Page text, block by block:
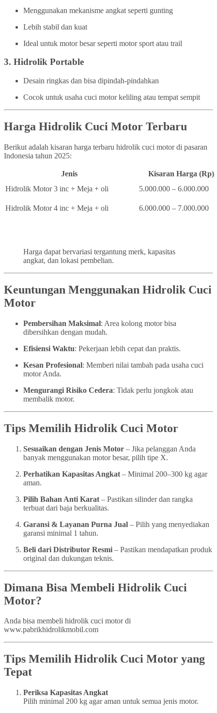
Menggunakan mekanisme angkat seperti gunting
Lebih stabil dan kuat
Ideal untuk motor besar seperti motor sport atau trail
3. Hidrolik Portable
Desain ringkas dan bisa dipindah-pindahkan
Cocok untuk usaha cuci motor keliling atau tempat sempit
Harga Hidrolik Cuci Motor Terbaru
Berikut adalah kisaran harga terbaru hidrolik cuci motor di pasaran
Indonesia tahun 2025:
Jenis
Kisaran Harga (Rp)
Hidrolik Motor 3 inc + Meja + oli
5.000.000 – 6.000.000
Hidrolik Motor 4 inc + Meja + oli 6.000.000 – 7.000.000
Harga dapat bervariasi tergantung merk, kapasitas
angkat, dan lokasi pembelian.
Keuntungan Menggunakan Hidrolik Cuci
Motor
Pembersihan Maksimal: Area kolong motor bisa
dibersihkan dengan mudah.
Efisiensi Waktu: Pekerjaan lebih cepat dan praktis.
Kesan Profesional: Memberi nilai tambah pada usaha cuci
motor Anda.
Mengurangi Risiko Cedera: Tidak perlu jongkok atau
membalik motor.
Tips Memilih Hidrolik Cuci Motor
Sesuaikan dengan Jenis Motor – Jika pelanggan Anda
banyak menggunakan motor besar, pilih tipe X.
Perhatikan Kapasitas Angkat – Minimal 200–300 kg agar
aman.
Pilih Bahan Anti Karat – Pastikan silinder dan rangka
terbuat dari baja berkualitas.
Garansi & Layanan Purna Jual – Pilih yang menyediakan
garansi minimal 1 tahun.
Beli dari Distributor Resmi – Pastikan mendapatkan produk
original dan dukungan teknis.
Dimana Bisa Membeli Hidrolik Cuci
Motor?
Anda bisa membeli hidrolik cuci motor di
www.pabrikhidrolikmobil.com
Tips Memilih Hidrolik Cuci Motor yang
Tepat
Periksa Kapasitas Angkat
Pilih minimal 200 kg agar aman untuk semua jenis motor.